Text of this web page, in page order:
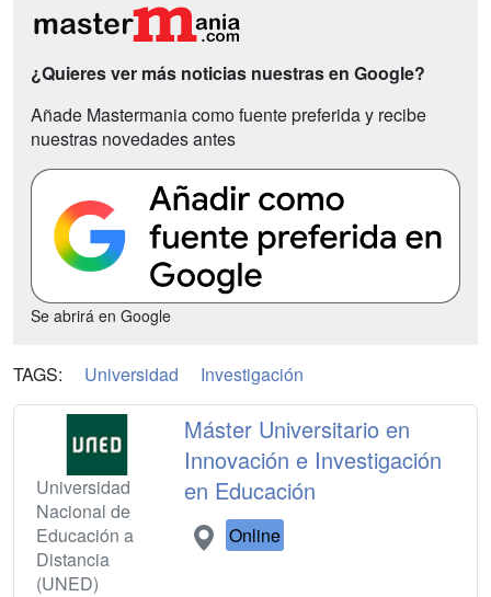
¿Quieres ver más noticias nuestras en Google?
Añade Mastermania como fuente preferida y recibe
nuestras novedades antes
Se abrirá en Google
TAGS: Universidad Investigación
Universidad
Nacional de
Educación a
Distancia
(UNED)
Máster Universitario en
Innovación e Investigación
en Educación
Online